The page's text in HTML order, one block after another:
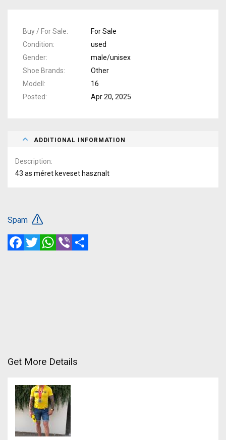
Buy / For Sale
For Sale
Condition
used
Gender
male/unisex
Shoe Brands
Other
Modell
16
Posted
Apr 20, 2025
ADDITIONAL INFORMATION
Description
43 as méret keveset hasznalt
Spam
FacebookTwitterWhatsApp
Viber
Get More Details